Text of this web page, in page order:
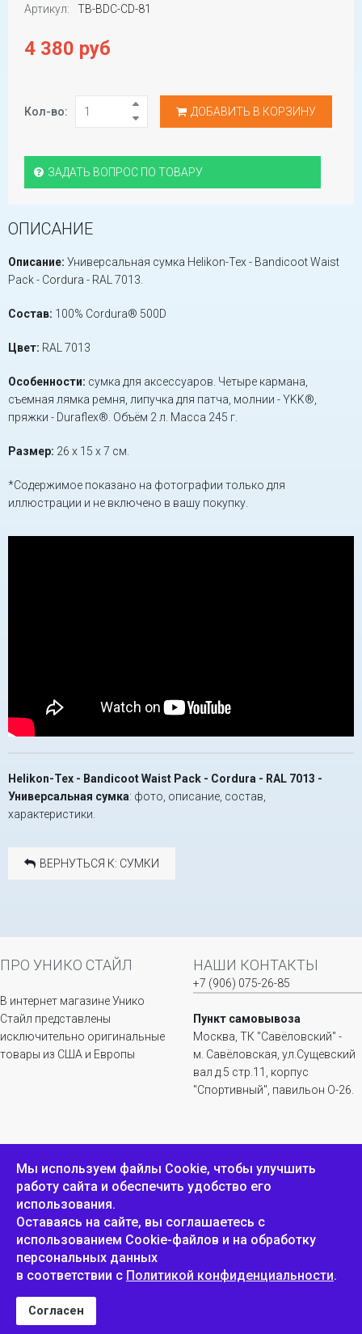
Артикул:
TB-BDC-CD-81
4 380 руб
Кол-во: ДОБАВИТЬ В КОРЗИНУ
ЗАДАТЬ ВОПРОС ПО ТОВАРУ
ОПИСАНИЕ
Описание: Универсальная сумка Helikon-Tex - Bandicoot Waist
Pack - Cordura - RAL 7013
Состав: 100% Cordura® 500D
Цвет: RAL 7013
Особенности: сумка для аксессуаров. Четыре кармана,
съемная лямка ремня, липучка для патча, молнии - YKK®,
пряжки - Duraflex®. Объём 2 л. Масса 245 г.
Размер: 26 x 15 x 7 см.
*Содержимое показано на фотографии только для
иллюстрации и не включено в вашу покупку.
Helikon-Tex - Bandicoot Waist Pack - Cordura - RAL 7013 -
Универсальная сумка: фото, описание, состав,
характеристики.
ВЕРНУТЬСЯ К: СУМКИ
ПРО УНИКО СТАЙЛ
В интернет магазине Унико
Стайл представлены
исключительно оригинальные
товары из США и Европы
НАШИ КОНТАКТЫ
+7 (906) 075-26-85
Пункт самовывоза
Москва, ТК "Савёловский" -
м. Савёловская, ул.Сущевский
вал д.5 стр.11, корпус
"Спортивный", павильон О-26.
ИНФОРМАЦИЯ
Положение о
конфиденциальности и
защите персональных
данных
ОБРАТНАЯ СВЯЗЬ
Пожаловаться
Мы используем файлы Сookie, чтобы улучшить
работу сайта и обеспечить удобство его
использования.
Оставаясь на сайте, вы соглашаетесь с
использованием Cookie-файлов и на обработку
персональных данных
в соответствии с Политикой конфиденциальности.
Согласен